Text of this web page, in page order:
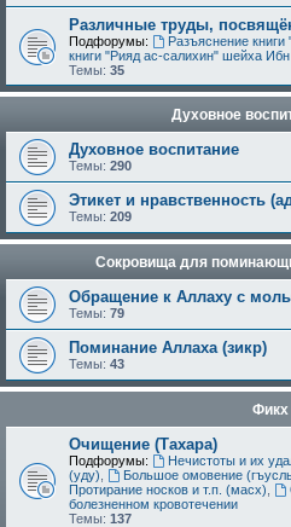
Различные труды,
Подфорумы: Разъяснение
книги "Рияд ас-салихин" шейха
Темы: 35
Духовное
Духовное воспитание
Темы: 290
Этикет и нравственность
Темы: 209
Сокровища для
Обращение к Аллаху с
Темы: 79
Поминание Аллаха (зикр)
Темы: 43
Фикх
Очищение (Тахара)
Подфорумы: Нечистоты и их
(уду)
Большое омовение
Протирание носков и т.п. (масх)
болезненном кровотечении
Темы: 137